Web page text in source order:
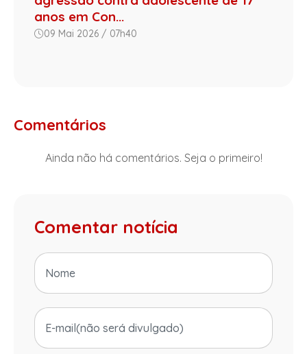
anos em Con...
09 Mai 2026 / 07h40
Comentários
Ainda não há comentários. Seja o primeiro!
Comentar notícia